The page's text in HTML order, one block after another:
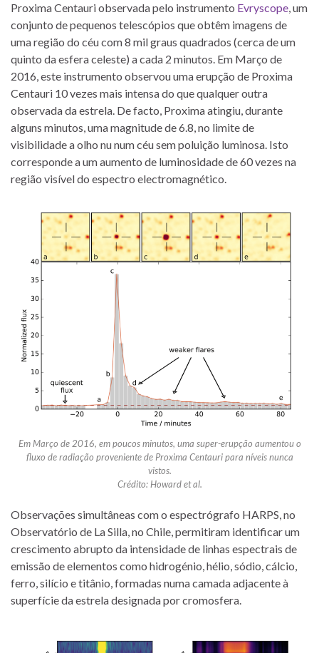
Proxima Centauri observada pelo instrumento Evryscope, um
conjunto de pequenos telescópios que obtêm imagens de
uma região do céu com 8 mil graus quadrados (cerca de um
quinto da esfera celeste) a cada 2 minutos. Em Março de
2016, este instrumento observou uma erupção de Proxima
Centauri 10 vezes mais intensa do que qualquer outra
observada da estrela. De facto, Proxima atingiu, durante
alguns minutos, uma magnitude de 6.8, no limite de
visibilidade a olho nu num céu sem poluição luminosa. Isto
corresponde a um aumento de luminosidade de 60 vezes na
região visível do espectro electromagnético.
Em Março de 2016, em poucos minutos, uma super-erupção aumentou o
fluxo de radiação proveniente de Proxima Centauri para níveis nunca
vistos.
Crédito: Howard et al.
Observações simultâneas com o espectrógrafo HARPS, no
Observatório de La Silla, no Chile, permitiram identificar um
crescimento abrupto da intensidade de linhas espectrais de
emissão de elementos como hidrogénio, hélio, sódio, cálcio,
ferro, silício e titânio, formadas numa camada adjacente à
superfície da estrela designada por cromosfera.